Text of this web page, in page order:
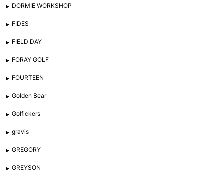
DORMIE WORKSHOP
FIDES
FIELD DAY
FORAY GOLF
FOURTEEN
Golden Bear
Golfickers
gravis
GREGORY
GREYSON